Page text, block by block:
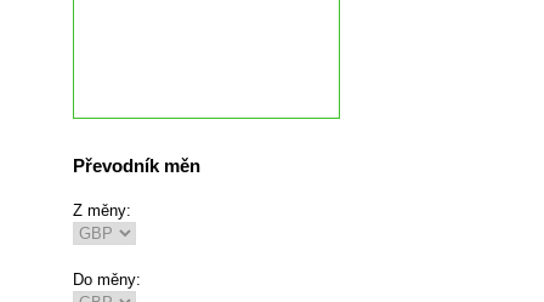
Převodník měn
Z měny:
Do měny: